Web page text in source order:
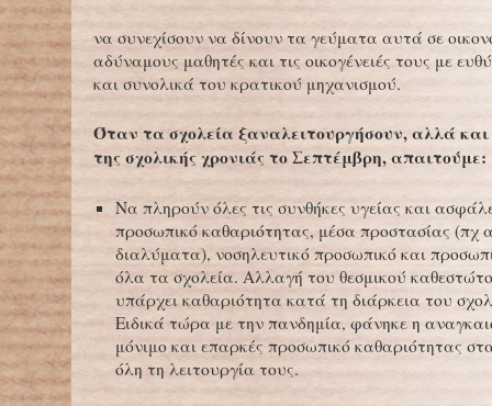
να συνεχίσουν να δίνουν τα γεύματα αυτά σε
αδύναμους μαθητές και τις οικογένειές τους με
και συνολικά του κρατικού μηχανισμού.
Όταν τα σχολεία ξαναλειτουργήσουν, αλλά
της σχολικής χρονιάς το Σεπτέμβρη, απαιτούμε:
Να πληρούν όλες τις συνθήκες υγείας και
προσωπικό καθαριότητας, μέσα προστασίας (πχ
διαλύματα), νοσηλευτικό προσωπικό και
όλα τα σχολεία. Αλλαγή του θεσμικού
υπάρχει καθαριότητα κατά τη διάρκεια του
Ειδικά τώρα με την πανδημία, φάνηκε η
μόνιμο και επαρκές προσωπικό καθαριότητας
όλη τη λειτουργία τους.